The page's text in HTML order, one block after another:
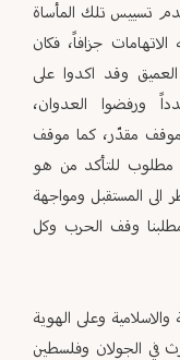
تسييس تلك المأساة
جزافاً، فكان
وقد اكدوا على
ورفضوا العدوان،
موقف مقدّر، كما موقف
مطلوب للتأكد من هو
الى المستقبل ومواجهة
وقف الحرب وكل
وعلى الهوية
في الجولان وفلسطين